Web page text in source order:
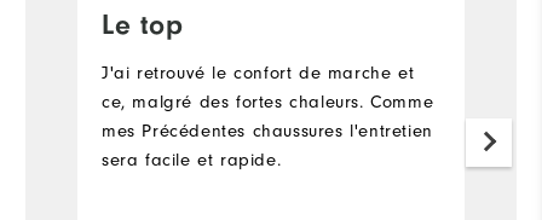
Le top
J'ai retrouvé le confort de marche et
ce, malgré des fortes chaleurs. Comme
mes Précédentes chaussures l'entretien
sera facile et rapide.